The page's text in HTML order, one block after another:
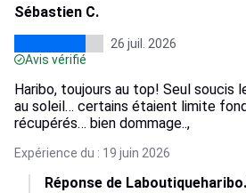
Sébastien C.
26 juil. 2026
Avis vérifié
Haribo, toujours au top! Seul soucis
au soleil… certains étaient limite
récupérés… bien dommage..,
Expérience du : 19 juin 2026
Réponse de